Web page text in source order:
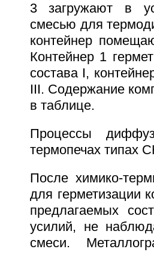
3 загружают в
смесью для
контейнер
Контейнер 1
состава I,
III. Содержание
в таблице.
Процессы
термопечах типах
После химико-
для герметизации
предлагаемых
усилий, не
смеси.